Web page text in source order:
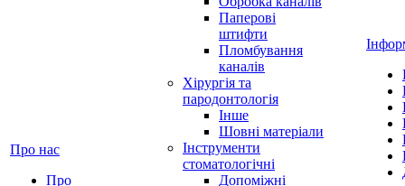
Про нас
Про
Паперові
штифти
Пломбування
каналів
Хірургія та
пародонтологія
Інше
Шовні матеріали
Інструменти
стоматологічні
Допоміжні